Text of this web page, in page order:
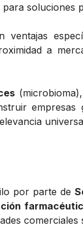
soluciones
ventajas
a
(microbioma),
empresas
por parte de
comerciales